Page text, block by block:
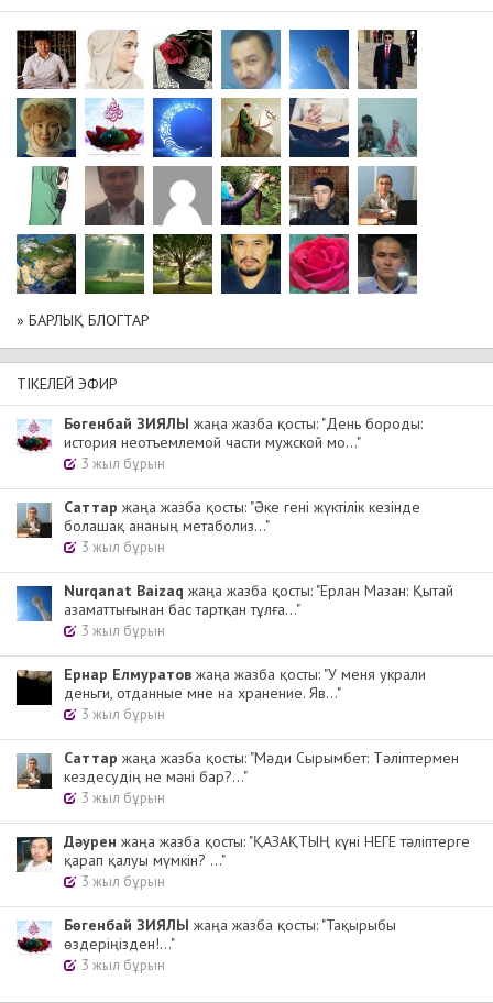
» БАРЛЫҚ БЛОГТАР
ТІКЕЛЕЙ ЭФИР
Бөгенбай ЗИЯЛЫ жаңа жазба қосты: "День бороды:
история неотъемлемой части мужской мо..."
3 жыл бұрын
Cаттар жаңа жазба қосты: "Әке гені жүктілік кезінде
болашақ ананың метаболиз..."
3 жыл бұрын
Nurqanat Baizaq жаңа жазба қосты: "Ерлан Мазан: Қытай
азаматтығынан бас тартқан тұлға..."
3 жыл бұрын
Ернар Елмуратов жаңа жазба қосты: "У меня украли
деньги, отданные мне на хранение. Яв..."
3 жыл бұрын
Cаттар жаңа жазба қосты: "Мәди Сырымбет: Тәліптермен
кездесудің не мәні бар?..."
3 жыл бұрын
Дәурен жаңа жазба қосты: "ҚАЗАҚТЫҢ күні НЕГЕ тәліптерге
қарап қалуы мүмкін? ..."
3 жыл бұрын
Бөгенбай ЗИЯЛЫ жаңа жазба қосты: "Тақырыбы
өздеріңізден!..."
3 жыл бұрын